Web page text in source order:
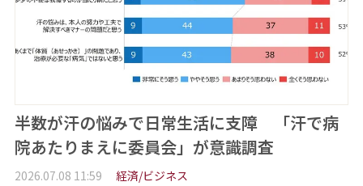
半数が汗の悩みで日常生活に支障 「汗で病
院あたりまえに委員会」が意識調査
2026.07.08 11:59 経済/ビジネス